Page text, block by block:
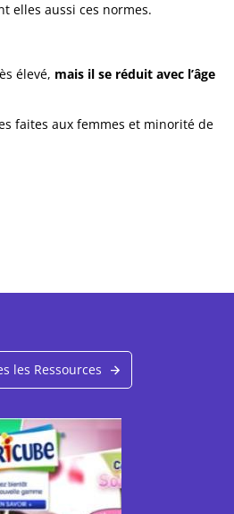
elles aussi ces normes.
élevé, mais il se réduit avec l’âge
faites aux femmes et minorité de
les Ressources